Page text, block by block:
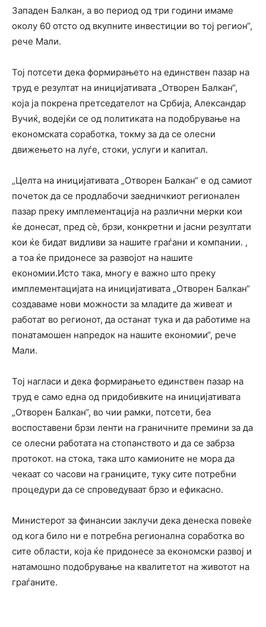
Западен Балкан, а во период од три години имаме
околу 60 отсто од вкупните инвестиции во тој регион“,
рече Мали.
Тој потсети дека формирањето на единствен пазар на
труд е резултат на иницијативата „Отворен Балкан“,
која ја покрена претседателот на Србија, Александар
Вучиќ, водејќи се од политиката на подобрување на
економската соработка, токму за да се олесни
движењето на луѓе, стоки, услуги и капитал.
„Целта на иницијативата „Отворен Балкан“ е од самиот
почеток да се продлабочи заедничкиот регионален
пазар преку имплементација на различни мерки кои
ќе донесат, пред сè, брзи, конкретни и јасни резултати
кои ќе бидат видливи за нашите граѓани и компании. ,
а тоа ќе придонесе за развојот на нашите
економии.Исто така, многу е важно што преку
имплементацијата на иницијативата „Отворен Балкан“
создаваме нови можности за младите да живеат и
работат во регионот, да останат тука и да работиме на
понатамошен напредок на нашите економии“, рече
Мали.
Тој нагласи и дека формирањето единствен пазар на
труд е само една од придобивките на иницијативата
„Отворен Балкан“, во чии рамки, потсети, беа
воспоставени брзи ленти на граничните премини за да
се олесни работата на стопанството и да се забрза
протокот. на стока, така што камионите не мора да
чекаат со часови на границите, туку сите потребни
процедури да се спроведуваат брзо и ефикасно.
Министерот за финансии заклучи дека денеска повеќе
од кога било ни е потребна регионална соработка во
сите области, која ќе придонесе за економски развој и
натамошно подобрување на квалитетот на животот на
граѓаните.